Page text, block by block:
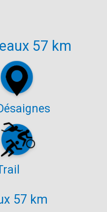
57 km
57 km